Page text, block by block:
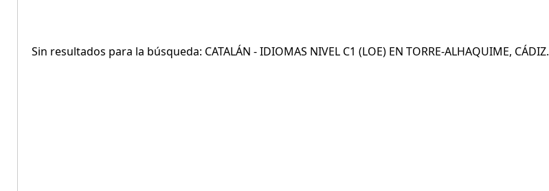
Sin resultados para la búsqueda: CATALÁN - IDIOMAS NIVEL C1 (LOE) EN TORRE-ALHAQUIME, CÁDIZ.